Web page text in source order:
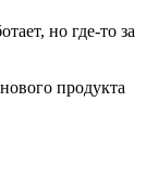
но где-то за
продукта